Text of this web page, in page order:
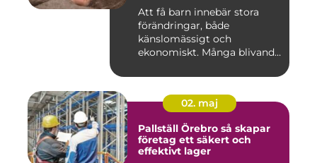
Att få barn innebär stora
förändringar, både
känslomässigt och
ekonomiskt. Många blivande
02. maj
Pallställ Örebro så skapar
företag ett säkert och
effektivt lager